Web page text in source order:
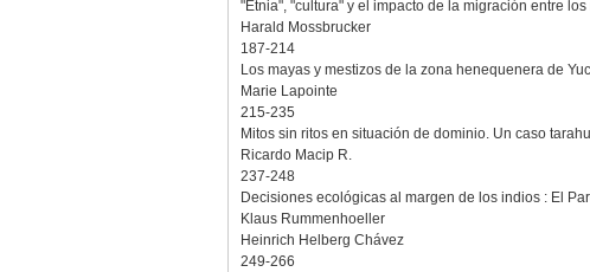
"Etnia", "cultura" y el impacto de la migración entre los
Harald Mossbrucker
187-214
Los mayas y mestizos de la zona henequenera de
Marie Lapointe
215-235
Mitos sin ritos en situación de dominio. Un caso
Ricardo Macip R.
237-248
Decisiones ecológicas al margen de los indios : El
Klaus Rummenhoeller
Heinrich Helberg Chávez
249-266